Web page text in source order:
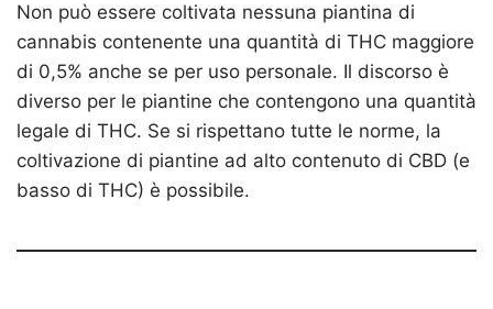
Non può essere coltivata nessuna piantina di
cannabis contenente una quantità di THC maggiore
di 0,5% anche se per uso personale. Il discorso è
diverso per le piantine che contengono una quantità
legale di THC. Se si rispettano tutte le norme, la
coltivazione di piantine ad alto contenuto di CBD (e
basso di THC) è possibile.